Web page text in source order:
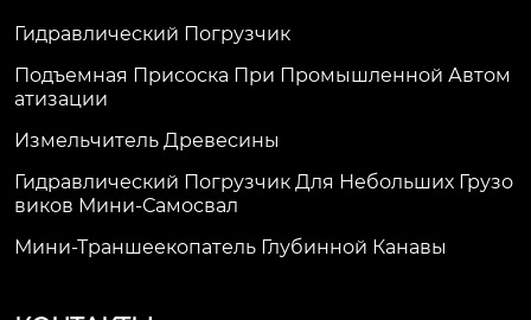
Гидравлический Погрузчик
Подъемная Присоска При Промышленной Автом
Атизации
Измельчитель Древесины
Гидравлический Погрузчик Для Небольших Грузо
Виков Мини-Самосвал
Мини-Траншеекопатель Глубинной Канавы